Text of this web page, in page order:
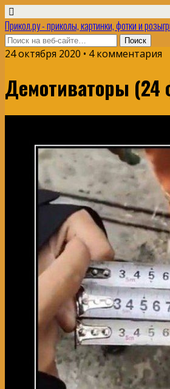
Прикол.ру - приколы, картинки, фотки и
24 октября 2020 • 4 комментария
Демотиваторы (24